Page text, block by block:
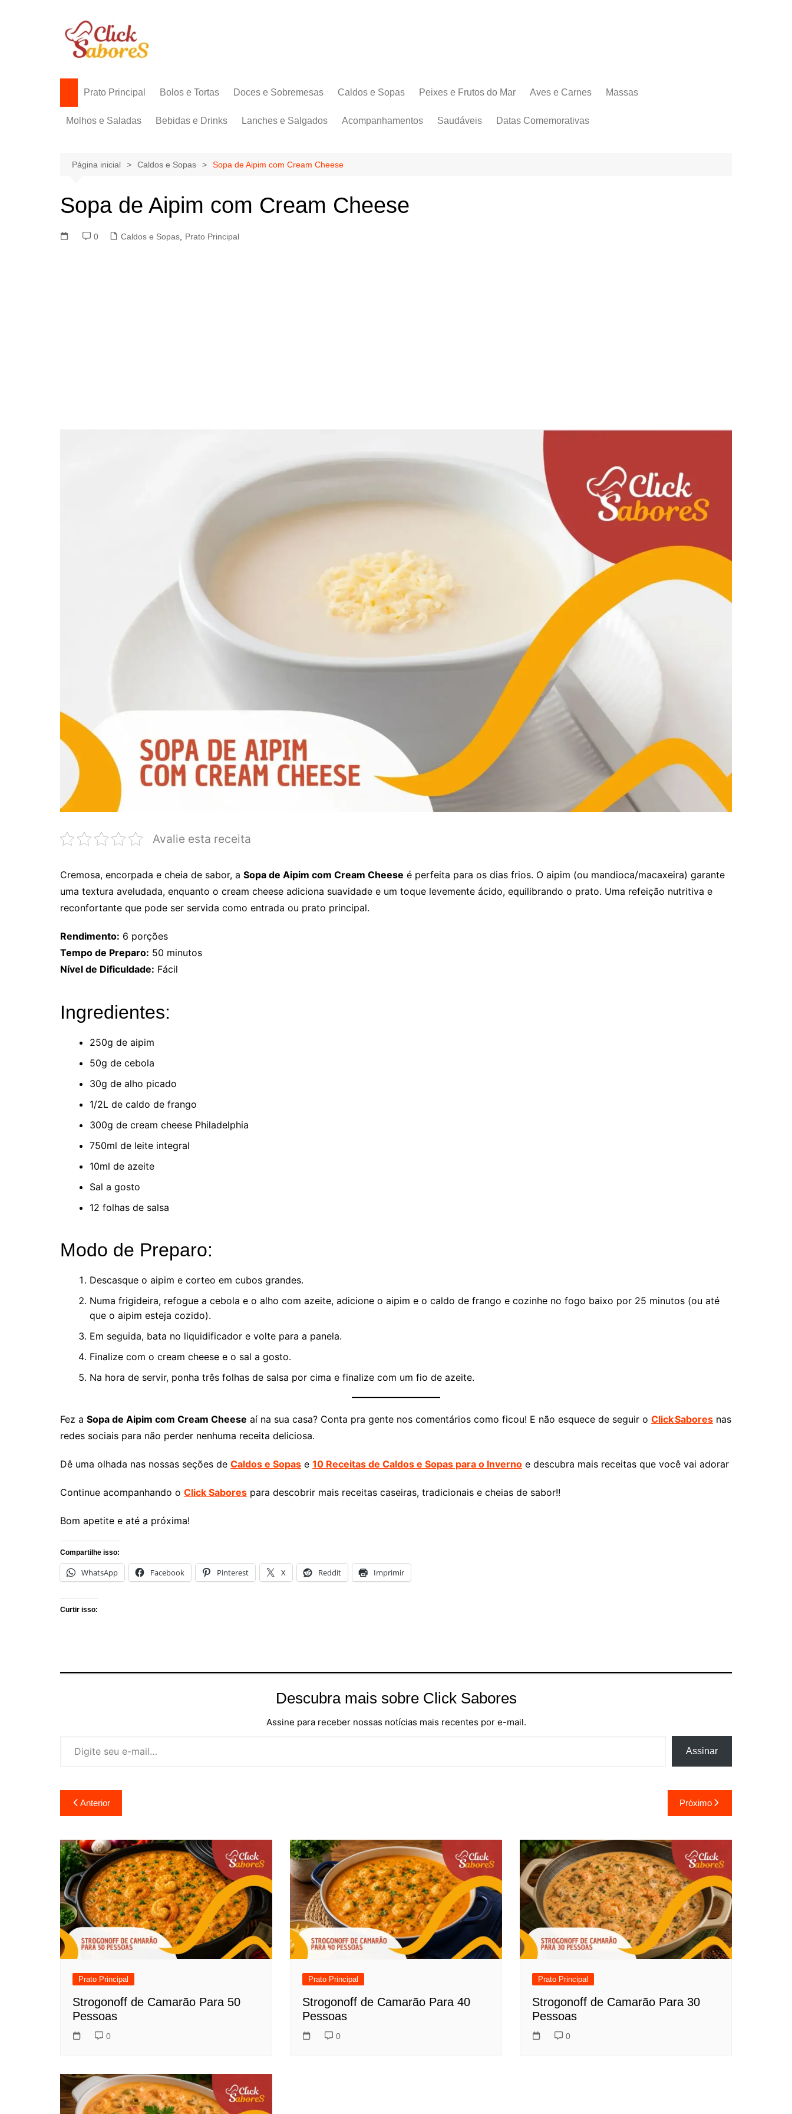
Prato Principal Bolos e Tortas Doces e Sobremesas Caldos e Sopas Peixes e Frutos do Mar Aves e Carnes Massas
Molhos e Saladas Bebidas e Drinks Lanches e Salgados Acompanhamentos Saudáveis Datas Comemorativas
Página inicial Caldos e Sopas Sopa de Aipim com Cream Cheese
Sopa de Aipim com Cream Cheese
0 Caldos e Sopas Prato Principal
Avalie esta receita
Cremosa, encorpada e cheia de sabor, a Sopa de Aipim com Cream Cheese é perfeita para os dias frios. O aipim (ou mandioca/macaxeira) garante
uma textura aveludada, enquanto o cream cheese adiciona suavidade e um toque levemente ácido, equilibrando o prato. Uma refeição nutritiva e
reconfortante que pode ser servida como entrada ou prato principal.
Rendimento: 6 porções
Tempo de Preparo: 50 minutos
Nível de Dificuldade: Fácil
Ingredientes:
250g de aipim
50g de cebola
30g de alho picado
1/2L de caldo de frango
300g de cream cheese Philadelphia
750ml de leite integral
10ml de azeite
Sal a gosto
12 folhas de salsa
Modo de Preparo:
Descasque o aipim e corteo em cubos grandes.
Numa frigideira, refogue a cebola e o alho com azeite, adicione o aipim e o caldo de frango e cozinhe no fogo baixo por 25 minutos (ou até
que o aipim esteja cozido).
Em seguida, bata no liquidificador e volte para a panela.
Finalize com o cream cheese e o sal a gosto.
Na hora de servir, ponha três folhas de salsa por cima e finalize com um fio de azeite.
Fez a Sopa de Aipim com Cream Cheese aí na sua casa? Conta pra gente nos comentários como ficou! E não esquece de seguir o Click Sabores nas
redes sociais para não perder nenhuma receita deliciosa.
Dê uma olhada nas nossas seções de Caldos e Sopas e 10 Receitas de Caldos e Sopas para o Inverno e descubra mais receitas que você vai adorar
Continue acompanhando o Click Sabores para descobrir mais receitas caseiras, tradicionais e cheias de sabor!!
Bom apetite e até a próxima!
Compartilhe isso:
WhatsApp Facebook Pinterest X Reddit Imprimir
Curtir isso:
Descubra mais sobre Click Sabores
Assine para receber nossas notícias mais recentes por e-mail.
Assinar
Navegação
de
Post
Anterior Próximo
Prato Principal
Strogonoff de Camarão Para 50
Pessoas
0
Prato Principal
Strogonoff de Camarão Para 40
Pessoas
0
Prato Principal
Strogonoff de Camarão Para 30
Pessoas
0